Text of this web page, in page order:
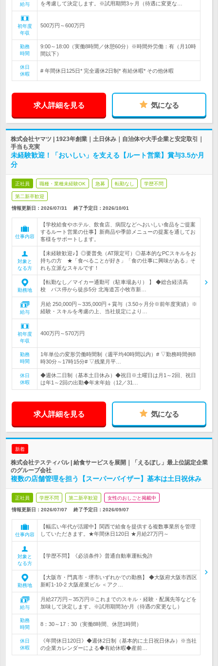
給与
を考慮して決定します。※試用期間3ヶ月（待遇に変更な…
初年度
年収
500万円～600万円
勤務
時間
9:00～18:00（実働8時間／休憩60分）※時間外労働：有（月10時
間以下）
休日
休暇
# 年間休日125日* 完全週休2日制* 有給休暇* その他休暇
求人詳細を見る 気になる
株式会社ヤマツ | 1923年創業｜土日休み｜自治体や大手企業と安定取引｜
手当も充実
未経験歓迎！「おいしい」を支える【ルート営業】賞与3.5か月
分
正社員 職種・業種未経験OK 急募 転勤なし 学歴不問
第二新卒歓迎
情報更新日：2026/07/31 終了予定日： 2026/10/01
仕事内容
【学校給食やホテル、飲食店、病院などへおいしい食品をご提案
するルート営業の仕事】新商品や季節メニューの提案を通してお
客様をサポートします。
対象と
なる方
【未経験歓迎♪】◎要普免（AT限定可）◎基本的なPCスキルをお
持ちの方 ★「食べることが好き」「食の仕事に興味がある」そ
れも立派なスキルです！
勤務地
【転勤なし／マイカー通勤可（駐車場あり） 】 ◆総合経済高
校 バス停から徒歩5分 北海道苫小牧市新…
給与
月給 250,000円～335,000円＋賞与（3.50ヶ月分※前年度実績）※
経験・スキルを考慮の上、当社規定により…
初年度
年収
400万円～570万円
勤務
時間
1年単位の変形労働時間制（週平均40時間以内）# ▽勤務時間例8
時30分～17時15分# ▽残業月平…
休日
休暇
◆週休二日制（基本土日休み）◆祝日※土曜日は月1～2回、祝日
は年1～2回の出勤◆年末年始（12／31…
求人詳細を見る 気になる
新着
株式会社テスティパル | 給食サービスを展開｜「えるぼし」最上位認定企業
のグループ会社
複数の店舗管理を担う【スーパーバイザー】基本は土日祝休み
正社員 学歴不問 第二新卒歓迎 女性のおしごと掲載中
情報更新日：2026/07/07 終了予定日： 2026/09/07
仕事内容
【幅広い年代が活躍中】関西で給食を提供する複数事業所を管理
していただきます。★年間休日120日 ★月給27万円～
対象と
なる方
【学歴不問】《必須条件》普通自動車運転免許
勤務地
【大阪市・門真市・堺市いずれかでの勤務】 ◆大阪府大阪市西区
新町1-10-2 大阪産業ビル ＜アク…
給与
月給27万円～35万円※これまでのスキル・経験・配属先等などを
加味して決定します。※試用期間3か月（待遇の変更なし）
勤務
時間
8：30～17：30（実働8時間、休憩1時間）
休日
休暇
《年間休日120日》◆週休2日制（基本的に土日祝日休み）※当社
の企業カレンダーによる◆有給休暇◆産前…